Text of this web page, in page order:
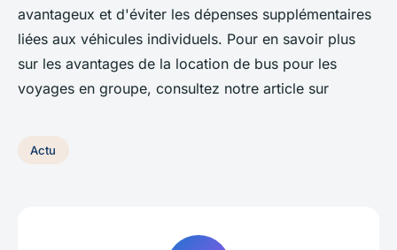
avantageux et d'éviter les dépenses supplémentaires
liées aux véhicules individuels. Pour en savoir plus
sur les avantages de la location de bus pour les
voyages en groupe, consultez notre article sur
Actu